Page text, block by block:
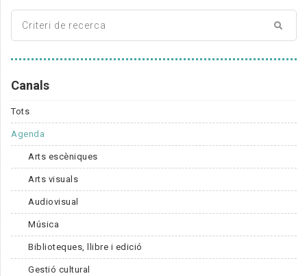
Canals
Tots
Agenda
Arts escèniques
Arts visuals
Audiovisual
Música
Biblioteques, llibre i edició
Gestió cultural